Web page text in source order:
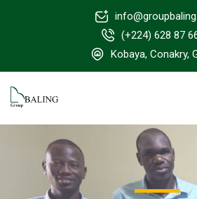
(+224) 628 87
Kobaya, Conakry,